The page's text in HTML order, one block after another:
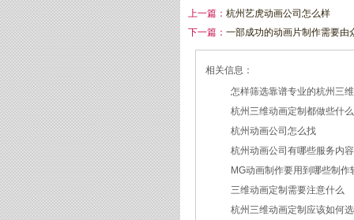
上一篇： 杭州艺虎动画公司怎么样
下一篇： 一部成功的动画片制作需要由
相关信息：
怎样筛选靠谱专业的杭州三
2026/07/21
杭州三维动画定制都做些什
2026/03/19
杭州动画公司怎么找
2026/03/12
杭州动画公司有哪些服务内容
2026/03/09
MG动画制作要用到哪些制作
2026/02/24
三维动画定制需要注意什么
2026/02/09
杭州三维动画定制应该如何